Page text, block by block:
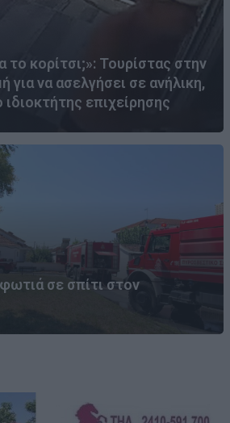
το κορίτσι;»: Τουρίστας στην
για να ασελγήσει σε ανήλικη,
ιδιοκτήτης επιχείρησης
σε σπίτι στον